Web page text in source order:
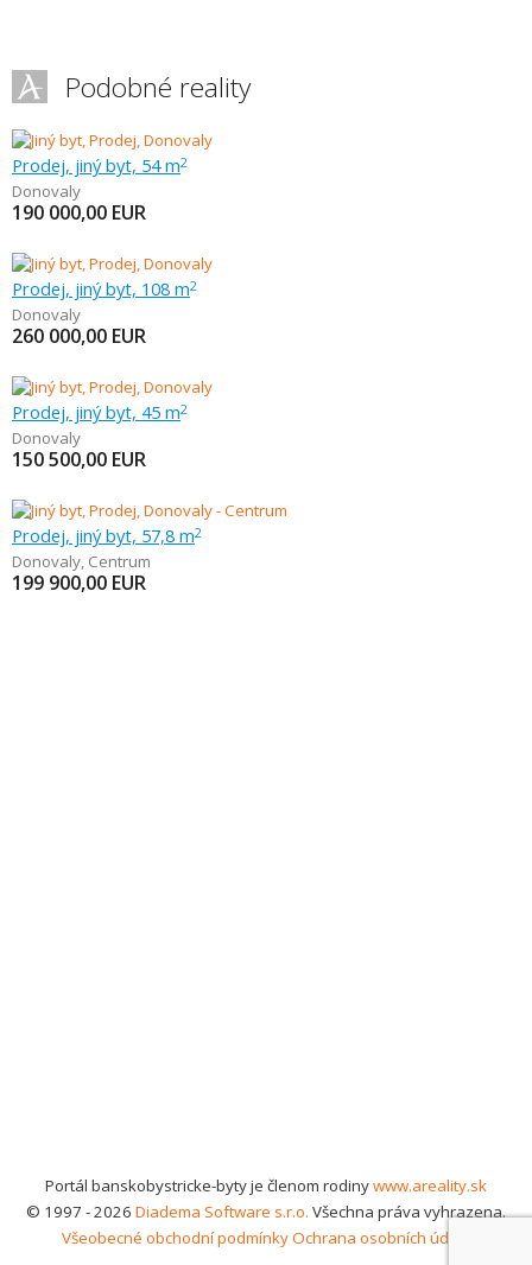
Podobné reality
Prodej, jiný byt, 54 m2
Donovaly
190 000,00 EUR
Prodej, jiný byt, 108 m2
Donovaly
260 000,00 EUR
Prodej, jiný byt, 45 m2
Donovaly
150 500,00 EUR
Prodej, jiný byt, 57,8 m2
Donovaly, Centrum
199 900,00 EUR
Portál banskobystricke-byty je členom rodinywww.areality.sk
© 1997 - 2026 Diadema Software s.r.o. Všechna práva vyhrazena.
Všeobecné obchodní podmínkyOchrana osobních údajů